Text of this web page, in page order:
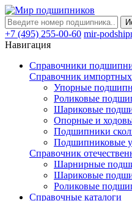
+7 (495) 255-00-60 mir-
Навигация
Справочники
Справочник
Упорные
Роликовые
Шариковые
Опорные и
Подшипники
Подшипниковые
Справочник
Шарнирные
Шариковые
Роликовые
Справочные каталоги